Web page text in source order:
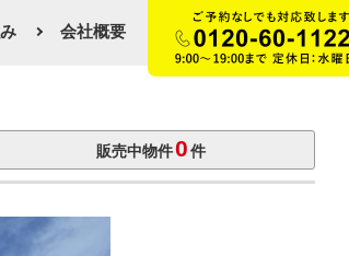
会社概要
トップページ
買いたい
販売中物件0件